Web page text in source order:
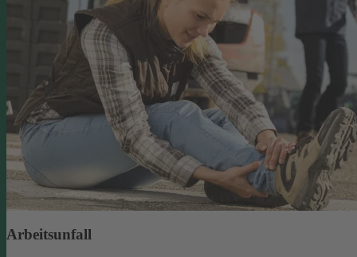
Arbeitsunfall